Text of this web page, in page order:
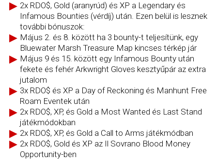
2x RDO$, Gold (aranyrúd) és XP a Legendary és
Infamous Bounties (vérdíj) után. Ezen belül is lesznek
további bónuszok:
Május 2. és 8. között ha 3 bounty-t teljesítünk, egy
Bluewater Marsh Treasure Map kincses térkép jár
Május 9 és 15. között egy Infamous Bounty után
fekete és fehér Arkwright Gloves kesztyűpár az extra
jutalom
3x RDO$ és XP a Day of Reckoning és Manhunt Free
Roam Eventek után
2x RDO$, XP, és Gold a Most Wanted és Last Stand
játékmódokban
2x RDO$, XP, és Gold a Call to Arms játékmódban
2x RDO$, Gold és XP az Il Sovrano Blood Money
Opportunity-ben